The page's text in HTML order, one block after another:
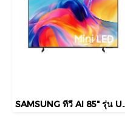
SAMSUNG ทีวี AI 85" รุ่น